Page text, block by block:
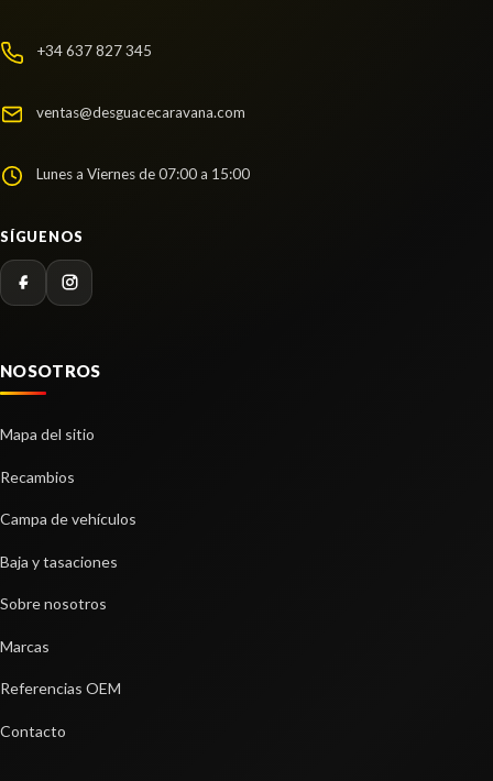
Consultar
BRAZO SUSPENSION DELANTERO
Ref: 2253071
+34 637 827 345
ventas@desguacecaravana.com
Lunes a Viernes de 07:00 a 15:00
SÍGUENOS
NOSOTROS
Mapa del sitio
Recambios
Campa de vehículos
Baja y tasaciones
Sobre nosotros
Marcas
Referencias OEM
Contacto